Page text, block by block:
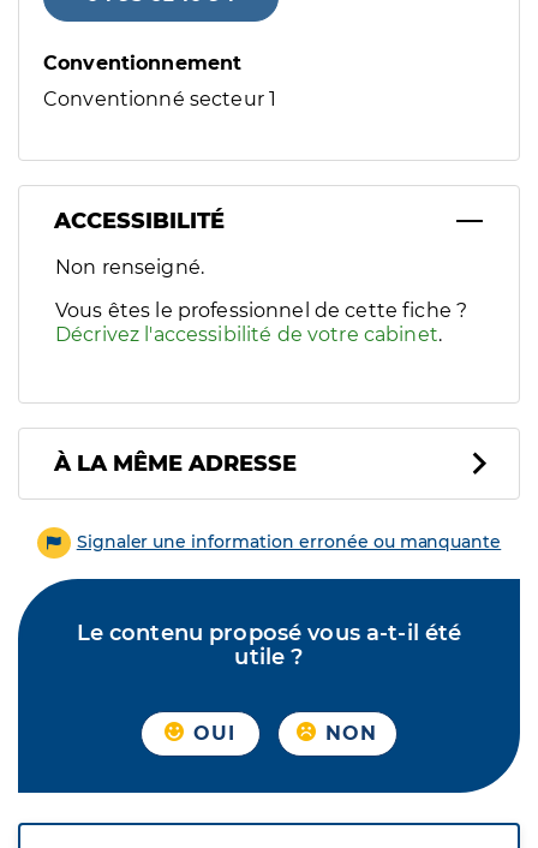
Conventionnement
Conventionné secteur 1
ACCESSIBILITÉ
Filtres
Sélectionnez un ou plusieurs handicaps/besoins
Non renseigné.
Vous êtes le professionnel de cette fiche ?
Décrivez l'accessibilité de votre cabinet.
À LA MÊME ADRESSE
Signaler une information erronée ou manquante
Le contenu proposé vous a-t-il été
utile ?
OUI NON